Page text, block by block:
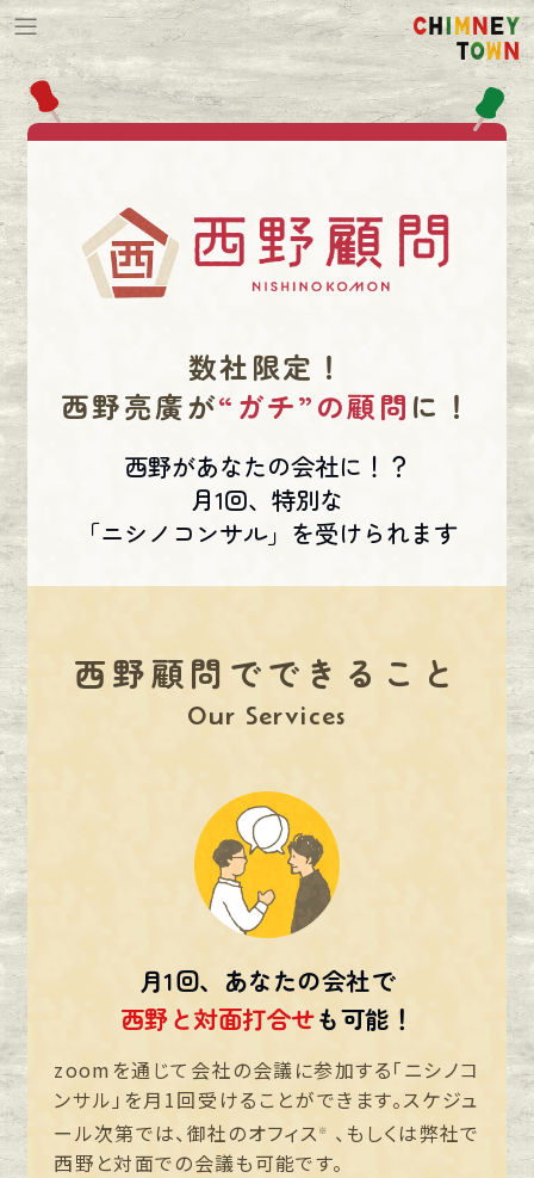
数社限定！
西野亮廣が“ガチ”の顧問 に！
西野があなたの会社に！？
月1回、特別な
「ニシノコンサル」を受けられます
西野顧問でできること
Our Services
月1回、あなたの会社で
西野と対面打合せも可能！
zoomを通じて会社の会議に参加する「ニシノコ
ンサル」を月1回受けることができます。スケジュ
ール次第では、御社のオフィス ※
、もしくは弊社で
西野と対面での会議も可能です。